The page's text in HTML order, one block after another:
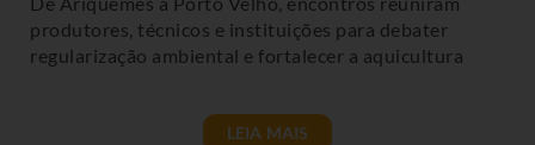
produtores, técnicos e instituições para debater
regularização ambiental e fortalecer a aquicultura
LEIA MAIS